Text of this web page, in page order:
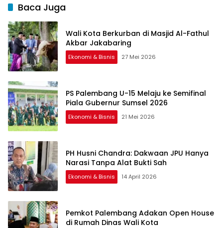
Baca Juga
Wali Kota Berkurban di Masjid Al-Fathul
Akbar Jakabaring
Ekonomi & Bisnis 27 Mei 2026
PS Palembang U-15 Melaju ke Semifinal
Piala Gubernur Sumsel 2026
Ekonomi & Bisnis 21 Mei 2026
PH Husni Chandra: Dakwaan JPU Hanya
Narasi Tanpa Alat Bukti Sah
Ekonomi & Bisnis 14 April 2026
Pemkot Palembang Adakan Open House
di Rumah Dinas Wali Kota